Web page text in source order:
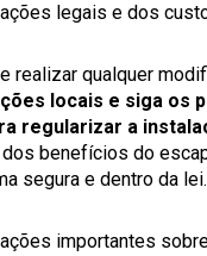
legais e dos
realizar qualquer
locais e siga os
regularizar a
benefícios do
segura e dentro da lei.
importantes